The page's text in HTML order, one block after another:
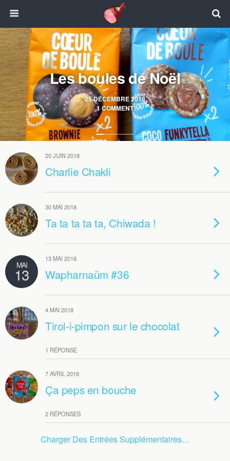
25 DÉCEMBRE 2018
1 COMMENT
Les boules de Noël
20 JUIN 2018
Charlie Chakli
30 MAI 2018
Ta ta ta ta ta, Chiwada !
MAI
13
13 MAI 2018
Wapharnaüm #36
4 MAI 2018
Tirol-i-pimpon sur le chocolat
1 RÉPONSE
7 AVRIL 2018
Ça peps en bouche
2 RÉPONSES
Charger Des Entrées Supplémentaires…